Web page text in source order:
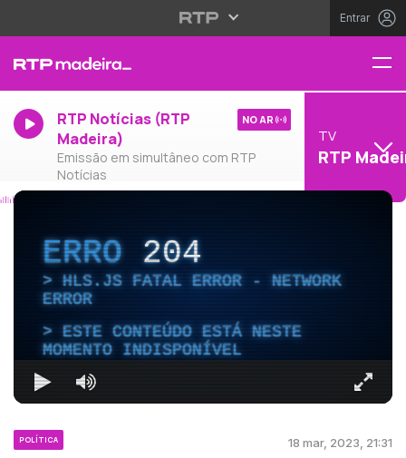
Entrar
RTP Notícias (RTP
Madeira)
Emissão em simultâneo com RTP
Notícias
NO AR
TV
RTP
ERRO204
HLS.JS FATAL ERROR - NETWORK
ERROR
ESTE CONTEÚDO ESTÁ NESTE
MOMENTO INDISPONÍVEL
POLÍTICA 18 mar, 2023, 21:31